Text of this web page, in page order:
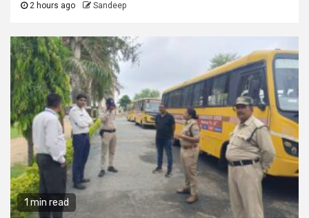
2 hours ago Sandeep
1 min read